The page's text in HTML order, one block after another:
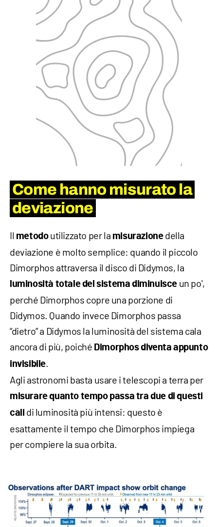
Come hanno misurato la
deviazione
Il metodoutilizzato per la misurazionedella
deviazione è molto semplice: quando il piccolo
Dimorphos attraversa il disco di Didymos, la
luminosità totale del sistema diminuisce un po',
perché Dimorphos copre una porzione di
Didymos. Quando invece Dimorphos passa
“dietro” a Didymos la luminosità del sistema cala
ancora di più, poiché Dimorphos diventa appunto
invisibile
Agli astronomi basta usare i telescopi a terra per
misurare quanto tempo passa tra due di questi
cali di luminosità più intensi: questo è
esattamente il tempo che Dimorphos impiega
per compiere la sua orbita.